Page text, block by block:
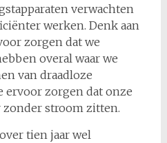
verwachten
werken. Denk aan
zorgen dat we
overal waar we
van draadloze
ervoor zorgen dat onze
stroom zitten.
tien jaar wel